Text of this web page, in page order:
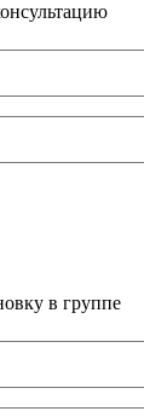
в группе